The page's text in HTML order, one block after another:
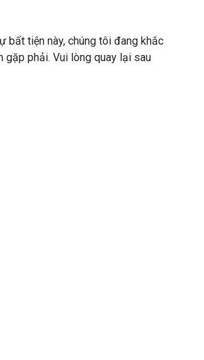
bất tiện này, chúng tôi đang khắc
gặp phải. Vui lòng quay lại sau